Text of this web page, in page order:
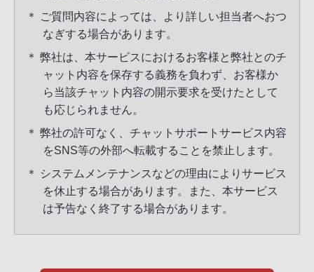
＊ ご質問内容によっては、より詳しい担当者へおつ
なぎする場合があります。
＊ 弊社は、本サービスにおけるお客様と弊社とのチ
ャット内容を保存する義務を負わず、お客様か
ら当該チャット内容の開示要求を受けたとして
も応じられません。
＊ 弊社の許可なく、チャットサポートサービス内容
をSNS等の外部へ転載することを禁止します。
＊ システムメンテナンスなどの理由によりサービス
を休止する場合があります。また、本サービス
は予告なく終了する場合があります。